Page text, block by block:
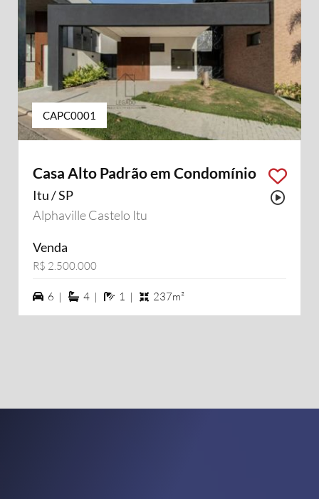
CAPC0001
Casa Alto Padrão em Condomínio
Itu / SP
Alphaville Castelo Itu
Venda
R$ 2.500.000
6 vagas na garagem
6 | 4 suítes
4 | 1 banheiros
1 | 237m²